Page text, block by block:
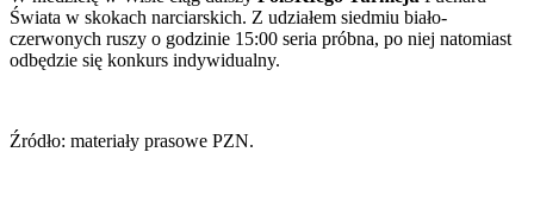
Świata w skokach narciarskich. Z udziałem siedmiu biało-
czerwonych ruszy o godzinie 15:00 seria próbna, po niej natomiast
odbędzie się konkurs indywidualny.
Źródło: materiały prasowe PZN.